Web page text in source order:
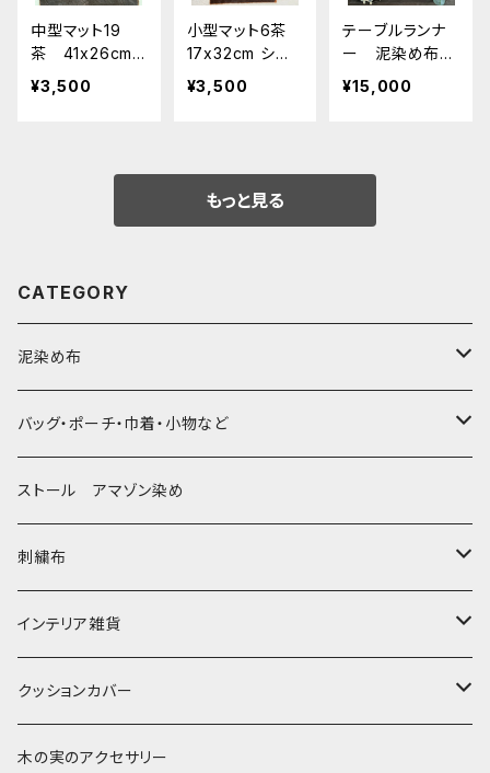
中型マット19
茶 41x26cm
シピボ族の泥染
め プレイスマ
¥3,500
小型マット6茶
17x32cm シピ
ボ族の泥染め
プレイスマット
¥3,500
テーブルランナ
ー 泥染め布中
型 53x102cm
タペストリー5 フ
¥15,000
もっと見る
CATEGORY
泥染め布
大判布150-特大250cm ベッドカバー
〜155cm
〜180cm
中型布 30-90cm
80-90-
-70-
小型布 コースター・カフェマット・ポットマット
小型マット（正方形）
小型マット（長方形）
細長布 ロング テーブルランナー
バッグ・ポーチ・巾着・小物など
バッグ
草木染めと泥染め
帆布の泥染め
ポシェット・ポーチ・巾着
ポシェット・ショルダー
ポーチ・丸ポーチ・クラッチバッグ
パッチワーク
その他
ブックカバー
ストール アマゾン染め
刺繍布
大判刺繍腰巻
大判泥染め刺繍
小型・中型刺繍雑貨
インテリア雑貨
額装・木枠・パネル
テーブルコーディネート
クッションカバー
小さめ 35cmより
木の実のアクセサリー